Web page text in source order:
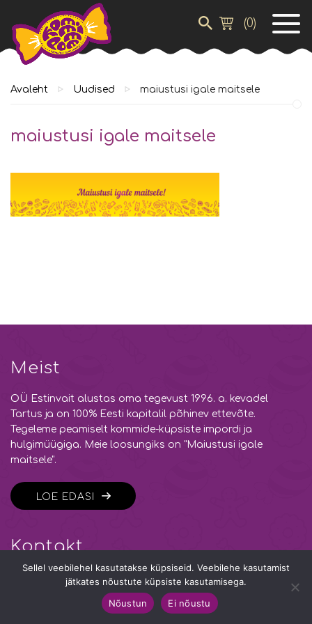
(0)
Avaleht Uudised maiustusi igale maitsele
maiustusi igale maitsele
Meist
OÜ Estinvait alustas oma tegevust 1996. a. kevadel
Tartus ja on 100% Eesti kapitalil põhinev ettevõte.
Tegeleme peamiselt kommide-küpsiste impordi ja
hulgimüügiga. Meie loosungiks on "Maiustusi igale
maitsele".
LOE EDASI
Kontakt
Copyright © 2026 Estinvait OÜ
Veebiarendus - Pineparks
Sellel veebilehel kasutatakse küpsiseid. Veebilehe kasutamist
jätkates nõustute küpsiste kasutamisega.
Nõustun
Ei nõustu